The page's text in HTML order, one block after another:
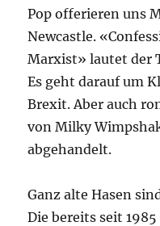
Pop offerieren uns
Newcastle.
Marxist» lautet der
Es geht darauf um
Brexit. Aber auch
von Milky
abgehandelt.
Ganz alte Hasen
Die bereits seit